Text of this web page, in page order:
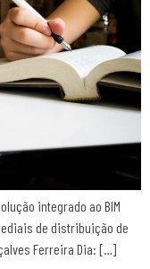
integrado ao BIM
de distribuição de
Ferreira Dia: […]